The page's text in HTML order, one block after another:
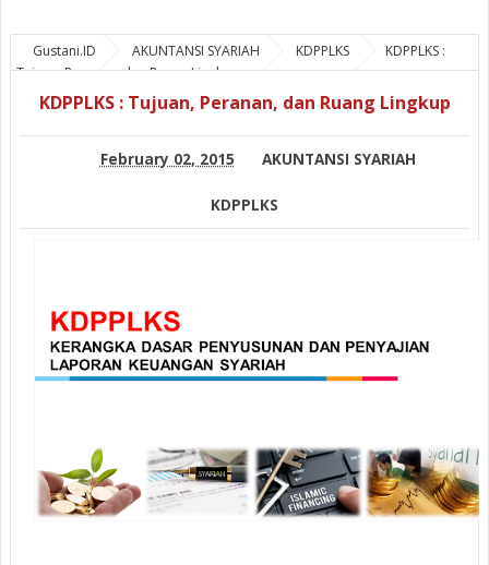
Gustani.ID AKUNTANSI SYARIAH KDPPLKS
KDPPLKS :
Tujuan, Peranan, dan Ruang Lingkup
KDPPLKS : Tujuan, Peranan, dan Ruang Lingkup
February 02, 2015 AKUNTANSI SYARIAH
KDPPLKS